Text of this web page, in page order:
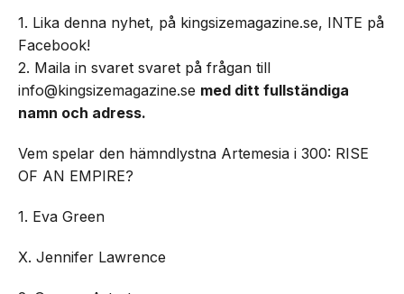
1. Lika denna nyhet, på kingsizemagazine.se, INTE på
Facebook!
2. Maila in svaret svaret på frågan till
info@kingsizemagazine.se med ditt fullständiga
namn och adress.
Vem spelar den hämndlystna Artemesia i 300: RISE
OF AN EMPIRE?
1. Eva Green
X. Jennifer Lawrence